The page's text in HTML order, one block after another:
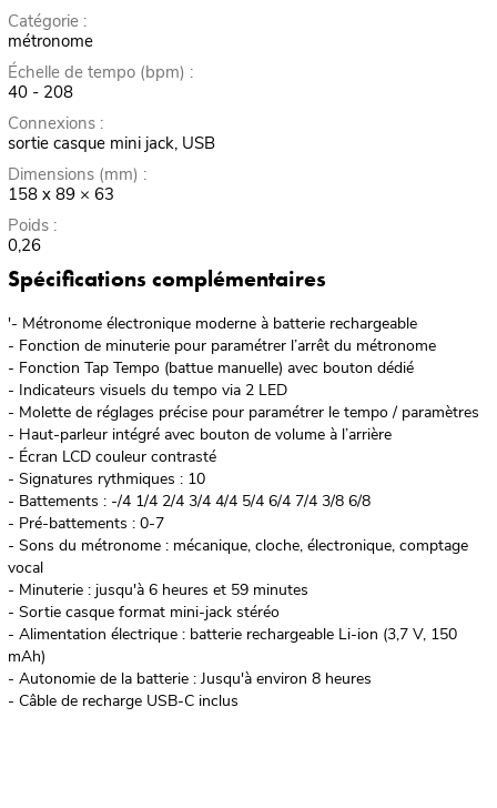
Catégorie :
métronome
Échelle de tempo (bpm) :
40 - 208
Connexions :
sortie casque mini jack, USB
Dimensions (mm) :
158 x 89 × 63
Poids :
0,26
Spécifications complémentaires
'- Métronome électronique moderne à batterie rechargeable
- Fonction de minuterie pour paramétrer l’arrêt du métronome
- Fonction Tap Tempo (battue manuelle) avec bouton dédié
- Indicateurs visuels du tempo via 2 LED
- Molette de réglages précise pour paramétrer le tempo / paramètres
- Haut-parleur intégré avec bouton de volume à l’arrière
- Écran LCD couleur contrasté
- Signatures rythmiques : 10
- Battements : -/4 1/4 2/4 3/4 4/4 5/4 6/4 7/4 3/8 6/8
- Pré-battements : 0-7
- Sons du métronome : mécanique, cloche, électronique, comptage
vocal
- Minuterie : jusqu'à 6 heures et 59 minutes
- Sortie casque format mini-jack stéréo
- Alimentation électrique : batterie rechargeable Li-ion (3,7 V, 150
mAh)
- Autonomie de la batterie : Jusqu'à environ 8 heures
- Câble de recharge USB-C inclus